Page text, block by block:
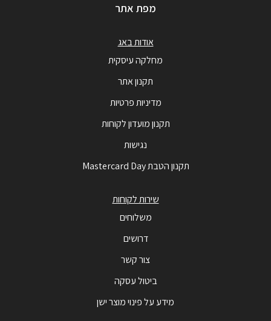
מפת אתר
אודות באג
מחלקה עיסקית
תקנון אתר
מדיניות פרטיות
תקנון מועדון לקוחות
נגישות
תקנון הטבת Mastercard Day
שירות לקוחות
משלוחים
דרושים
צור קשר
ביטול עסקה
מידע על פינוי מוצר ישן